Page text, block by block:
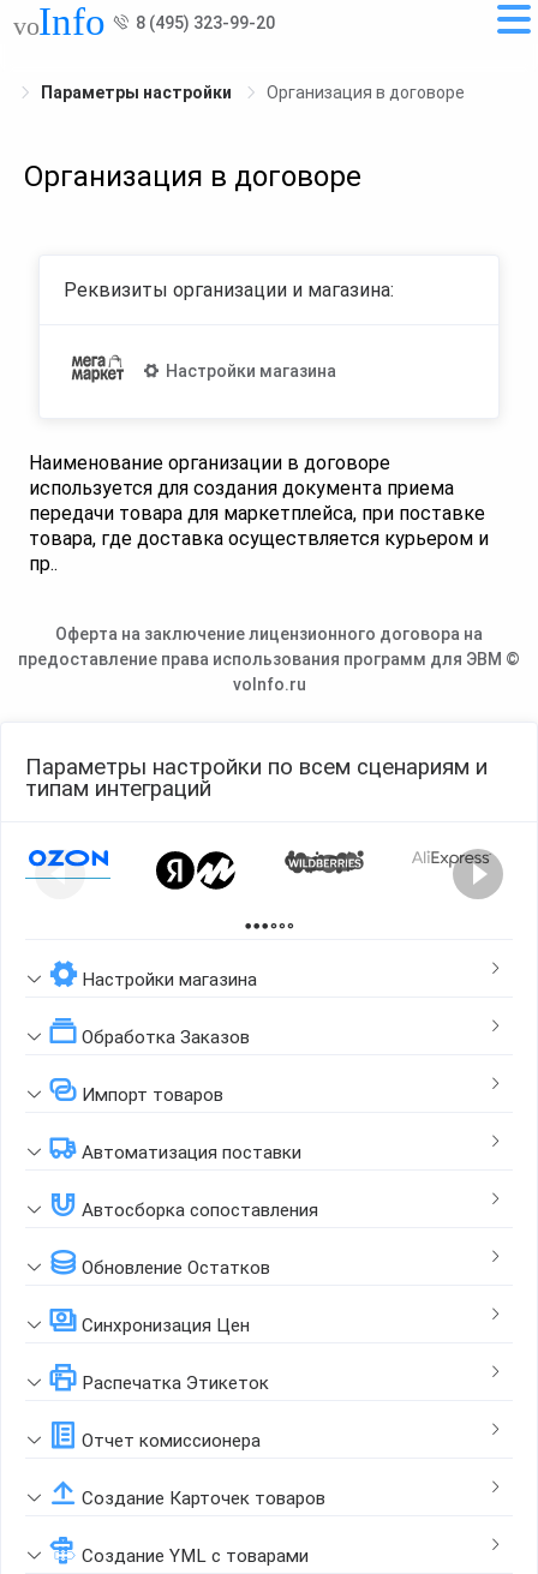
8 (495) 323-99-20
Параметры настройки Организация в договоре
Организация в договоре
Реквизиты организации и магазина:
Настройки магазина
Наименование организации в договоре
используется для создания документа приема
передачи товара для маркетплейса, при поставке
товара, где доставка осуществляется курьером и
пр..
Оферта на заключение лицензионного договора на
предоставление права использования программ для ЭВМ ©
voInfo.ru
Параметры настройки по всем сценариям и
типам интеграций
Настройки магазина
Обработка Заказов
Импорт товаров
Автоматизация поставки
Автосборка сопоставления
Обновление Остатков
Синхронизация Цен
Распечатка Этикеток
Отчет комиссионера
Создание Карточек товаров
Создание YML с товарами